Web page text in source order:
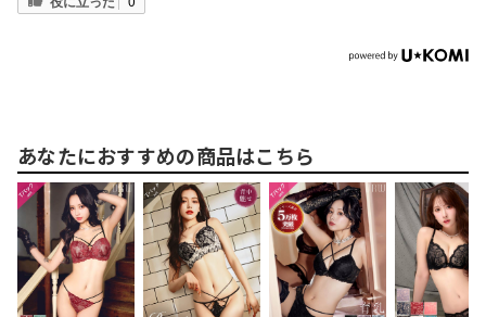
あなたにおすすめの商品はこちら